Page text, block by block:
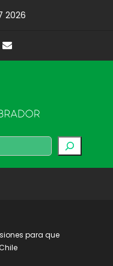
2026
Buscar
para que